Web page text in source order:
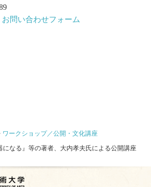
お問い合わせフォーム
ワークショップ／公開・文化講座
になる』等の著者、大内孝夫氏による公開講座